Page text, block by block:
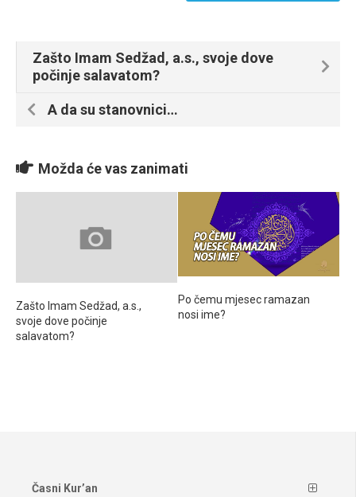
Zašto Imam Sedžad, a.s., svoje dove
počinje salavatom?
A da su stanovnici…
Možda će vas zanimati
Zašto Imam Sedžad, a.s.,
svoje dove počinje
salavatom?
Po čemu mjesec ramazan
nosi ime?
Časni Kur’an